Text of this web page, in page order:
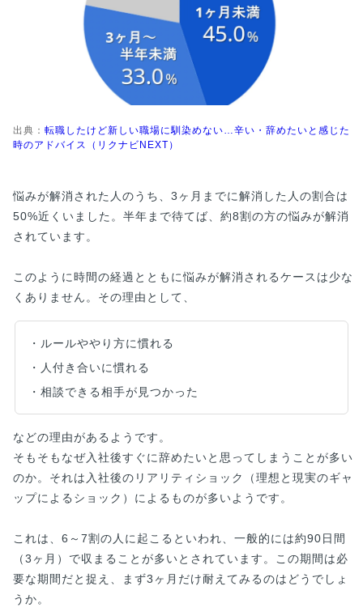
出典： 転職したけど新しい職場に馴染めない…辛い・辞めたいと感じた
時のアドバイス（リクナビNEXT）
悩みが解消された人のうち、3ヶ月までに解消した人の割合は
50%近くいました。半年まで待てば、約8割の方の悩みが解消
されています。
このように時間の経過とともに悩みが解消されるケースは少な
くありません。その理由として、
・ルールややり方に慣れる
・人付き合いに慣れる
・相談できる相手が見つかった
などの理由があるようです。
そもそもなぜ入社後すぐに辞めたいと思ってしまうことが多い
のか。それは入社後のリアリティショック（理想と現実のギャ
ップによるショック）によるものが多いようです。
これは、6～7割の人に起こるといわれ、一般的には約90日間
（3ヶ月）で収まることが多いとされています。この期間は必
要な期間だと捉え、まず3ヶ月だけ耐えてみるのはどうでしょ
うか。